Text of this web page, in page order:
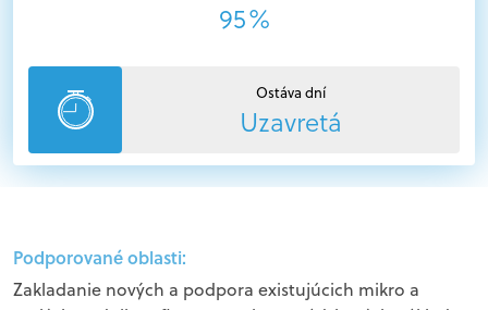
95%
Ostáva dní
Uzavretá
Podporované oblasti:
Zakladanie nových a podpora existujúcich mikro a